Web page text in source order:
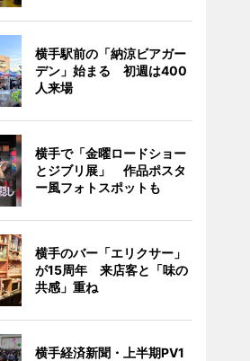
横手駅前の「納涼ビアガー
デン」始まる 初週は400
人来場
横手で「金曜ロードショー
とジブリ展」 作品ポスタ
ー風フォトスポットも
横手のバー「エリクサー」
が15周年 来店客と「味の
共感」重ね
横手経済新聞・上半期PV1